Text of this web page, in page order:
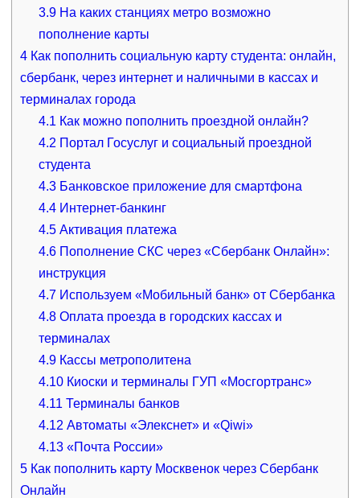
3.9 На каких станциях метро возможно
пополнение карты
4Как пополнить социальную карту студента: онлайн,
сбербанк, через интернет и наличными в кассах и
терминалах города
4.1 Как можно пополнить проездной онлайн?
4.2 Портал Госуслуг и социальный проездной
студента
4.3 Банковское приложение для смартфона
4.4 Интернет-банкинг
4.5 Активация платежа
4.6 Пополнение СКС через «Сбербанк Онлайн»:
инструкция
4.7 Используем «Мобильный банк» от Сбербанка
4.8 Оплата проезда в городских кассах и
терминалах
4.9 Кассы метрополитена
4.10 Киоски и терминалы ГУП «Мосгортранс»
4.11 Терминалы банков
4.12 Автоматы «Элекснет» и «Qiwi»
4.13 «Почта России»
5Как пополнить карту Москвенок через Сбербанк
Онлайн